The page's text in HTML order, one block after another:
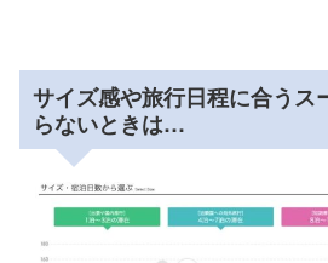
サイズ感や旅行日程に合うス
らないときは…